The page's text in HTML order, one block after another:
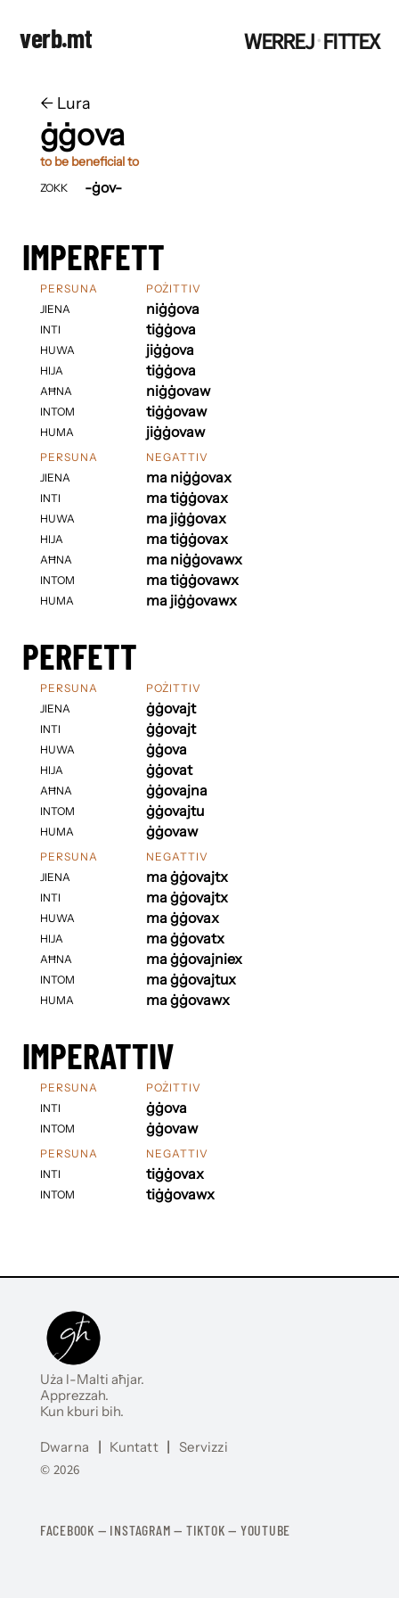
verb.mt WERREJ·FITTEX
← ​​Lura
ġġova
to be beneficial to
ZOKK -ġov-
IMPERFETT
PERSUNA
JIENA
INTI
HUWA
HIJA
AĦNA
INTOM
HUMA
POŻITTIV
niġġova
tiġġova
jiġġova
tiġġova
niġġovaw
tiġġovaw
jiġġovaw
PERSUNA
JIENA
INTI
HUWA
HIJA
AĦNA
INTOM
HUMA
NEGATTIV
ma niġġovax
ma tiġġovax
ma jiġġovax
ma tiġġovax
ma niġġovawx
ma tiġġovawx
ma jiġġovawx
PERFETT
PERSUNA
JIENA
INTI
HUWA
HIJA
AĦNA
INTOM
HUMA
POŻITTIV
ġġovajt
ġġovajt
ġġova
ġġovat
ġġovajna
ġġovajtu
ġġovaw
PERSUNA
JIENA
INTI
HUWA
HIJA
AĦNA
INTOM
HUMA
NEGATTIV
ma ġġovajtx
ma ġġovajtx
ma ġġovax
ma ġġovatx
ma ġġovajniex
ma ġġovajtux
ma ġġovawx
IMPERATTIV
PERSUNA
INTI
INTOM
POŻITTIV
ġġova
ġġovaw
PERSUNA
INTI
INTOM
NEGATTIV
tiġġovax
tiġġovawx
Uża l-Malti aħjar.
Apprezzah.
Kun kburi bih.
Dwarna | Kuntatt | Servizzi
© 2026
FACEBOOK — INSTAGRAM — TIKTOK — YOUTUBE